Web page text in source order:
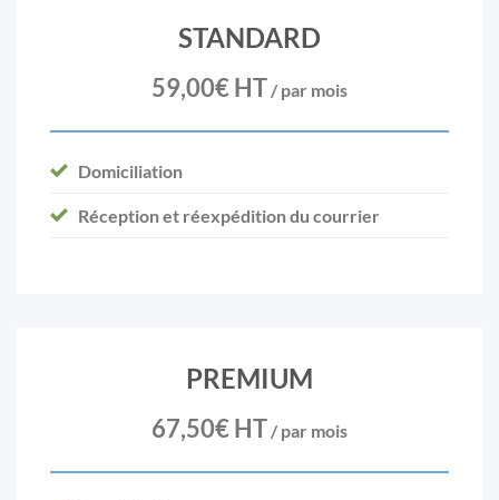
STANDARD
59,00€ HT / par mois
Domiciliation
Réception et réexpédition du courrier
PREMIUM
67,50€ HT / par mois